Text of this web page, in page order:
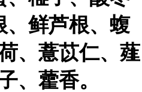
、鲜芦根、蝮
、薏苡仁、薤
、藿香。